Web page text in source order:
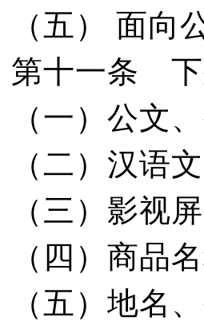
（五） 面向
第十一条 下
（一）公文
（二）汉语
（三）影视
（四）商品
（五）地名